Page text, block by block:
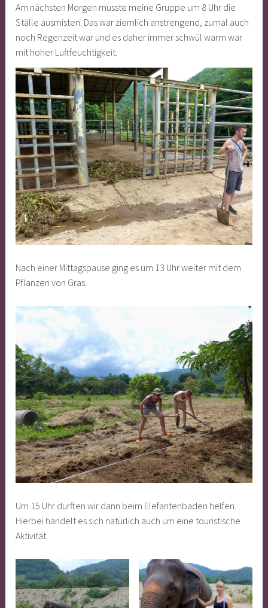
Am nächsten Morgen musste meine Gruppe um 8 Uhr die
Ställe ausmisten. Das war ziemlich anstrengend, zumal auch
noch Regenzeit war und es daher immer schwül warm war
mit hoher Luftfeuchtigkeit.
Nach einer Mittagspause ging es um 13 Uhr weiter mit dem
Pflanzen von Gras.
Um 15 Uhr durften wir dann beim Elefantenbaden helfen.
Hierbei handelt es sich natürlich auch um eine touristische
Aktivität.